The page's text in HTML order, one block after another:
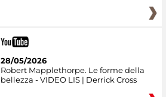
28/05/2026
Robert Mapplethorpe. Le forme della
bellezza - VIDEO LIS | Derrick Cross